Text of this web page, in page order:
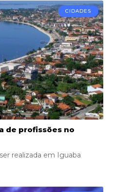
CIDADES
de profissões no
realizada em Iguaba